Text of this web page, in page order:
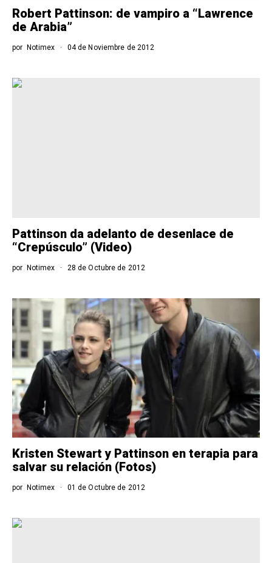
Robert Pattinson: de vampiro a “Lawrence
de Arabia”
por Notimex 04 de Noviembre de 2012
Pattinson da adelanto de desenlace de
“Crepúsculo” (Video)
por Notimex 28 de Octubre de 2012
Kristen Stewart y Pattinson en terapia para
salvar su relación (Fotos)
por Notimex 01 de Octubre de 2012